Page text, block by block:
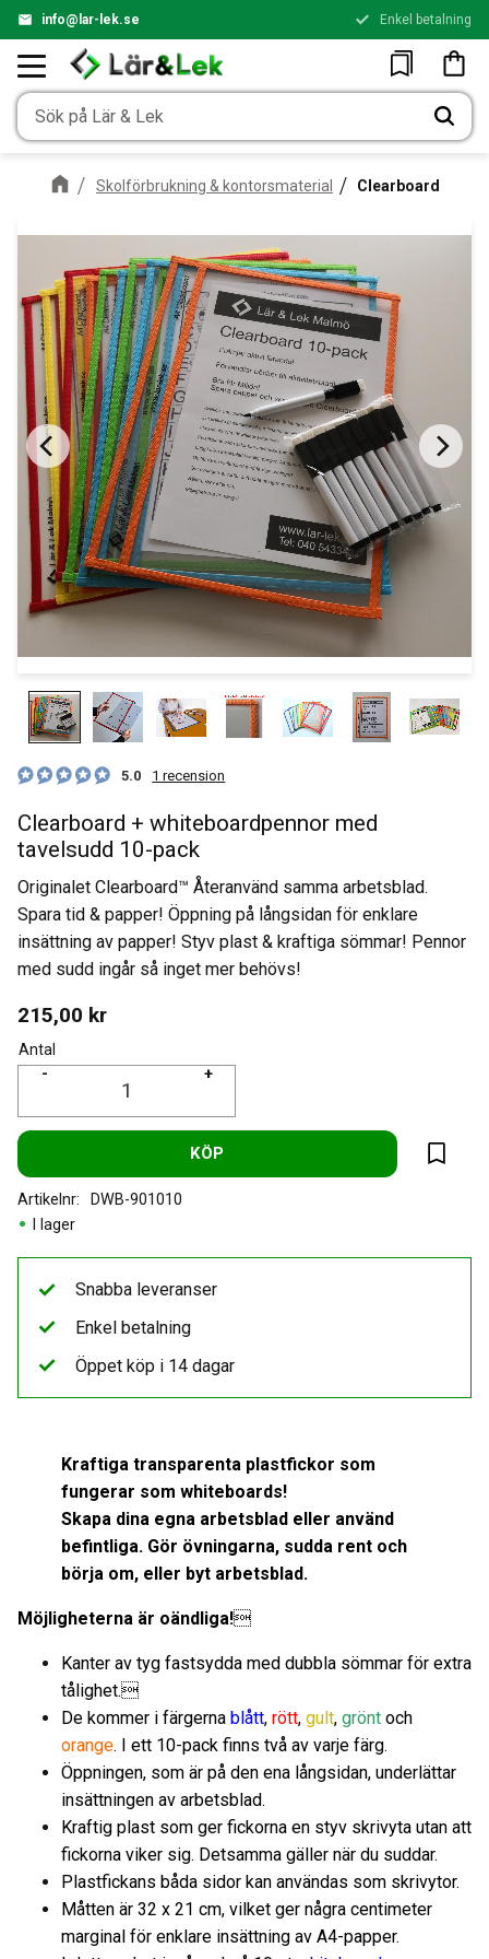
info@lar-lek.se Enkel betalning
Favoriter
Skolförbrukning & kontorsmaterial Clearboard
5.0 1 recension
Clearboard + whiteboardpennor med
tavelsudd 10-pack
Originalet Clearboard™ Återanvänd samma arbetsblad.
Spara tid & papper! Öppning på långsidan för enklare
insättning av papper! Styv plast & kraftiga sömmar! Pennor
med sudd ingår så inget mer behövs!
215,00 kr
Antal
+
-
KÖP
Lägg
I lager
Artikelnr DWB-901010
Kraftiga transparenta plastfickor som
fungerar som whiteboards!
Skapa dina egna arbetsblad eller använd
befintliga. Gör övningarna, sudda rent och
börja om, eller byt arbetsblad.
Möjligheterna är oändliga!
Kanter av tyg fastsydda med dubbla sömmar för extra
tålighet.
De kommer i färgerna blått, rött, gult, grönt och
orange. I ett 10-pack finns två av varje färg.
Öppningen, som är på den ena långsidan, underlättar
insättningen av arbetsblad.
Kraftig plast som ger fickorna en styv skrivyta utan att
fickorna viker sig. Detsamma gäller när du suddar.
Plastfickans båda sidor kan användas som skrivytor.
Måtten är 32 x 21 cm, vilket ger några centimeter
marginal för enklare insättning av A4-papper.
Snabba leveranser
Enkel betalning
Öppet köp i 14 dagar